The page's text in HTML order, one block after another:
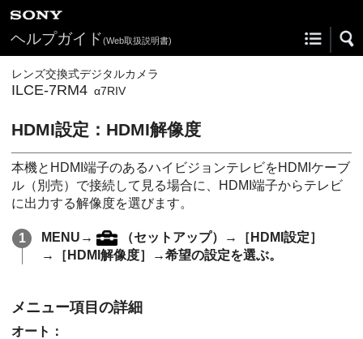
ヘルプガイド(Web取扱説明書)
レンズ交換式デジタルカメラ
ILCE-7RM4 α7RIV
HDMI設定 ： HDMI解像度
本機とHDMI端子のあるハイビジョンテレビをHDMIケーブ
ル（別売）で接続して見る場合に、HDMI端子からテレビ
に出力する解像度を選びます。
MENU → （セットアップ）→
［HDMI設定］
→
［HDMI解像度］ →希望の設定を選ぶ。
メニュー項目の詳細
オート ：